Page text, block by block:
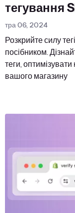
тегування
тра 06, 2024
Розкрийте силу
посібником.
теги,
вашого магазину